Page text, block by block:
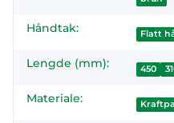
Håndtak: Flatt
Lengde (mm): 450
Materiale: